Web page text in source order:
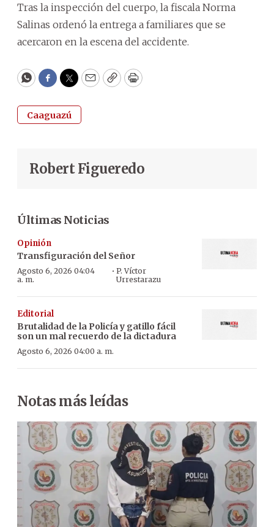
Tras la inspección del cuerpo, la fiscala Norma
Salinas ordenó la entrega a familiares que se
acercaron en la escena del accidente.
WhatsApp
Facebook
Twitter
EmailCopyPrint
Caaguazú
Robert Figueredo
Últimas Noticias
Opinión
Transfiguración del Señor
Agosto 6, 2026 04:04
a. m.
· P. Víctor
Urrestarazu
Editorial
Brutalidad de la Policía y gatillo fácil
son un mal recuerdo de la dictadura
Agosto 6, 2026 04:00 a. m.
Notas más leídas